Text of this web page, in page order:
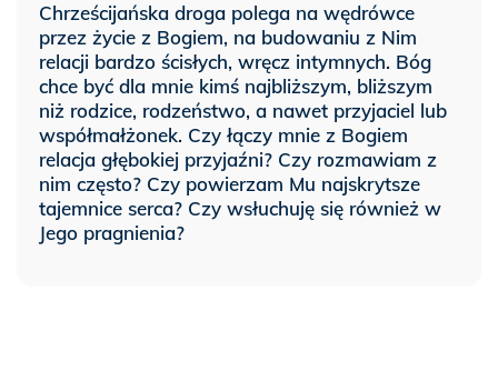
Chrześcijańska droga polega na wędrówce
przez życie z Bogiem, na budowaniu z Nim
relacji bardzo ścisłych, wręcz intymnych. Bóg
chce być dla mnie kimś najbliższym, bliższym
niż rodzice, rodzeństwo, a nawet przyjaciel lub
współmałżonek. Czy łączy mnie z Bogiem
relacja głębokiej przyjaźni? Czy rozmawiam z
nim często? Czy powierzam Mu najskrytsze
tajemnice serca? Czy wsłuchuję się również w
Jego pragnienia?